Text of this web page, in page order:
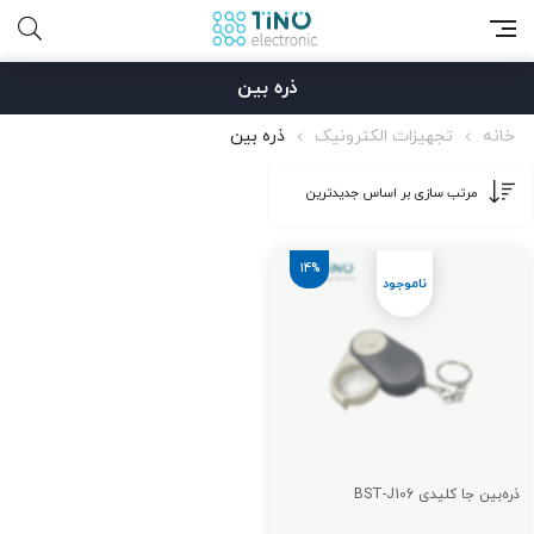
ذره بین
خانه تجهیزات الکترونیک ذره بین
14%
ذره‌بین جا کلیدی BST-J106